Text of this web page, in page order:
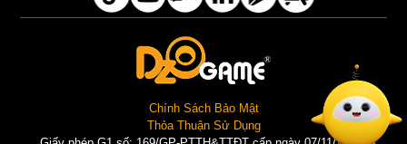
Chính Sách Bảo Mật
Thỏa Thuận Sử Dụng